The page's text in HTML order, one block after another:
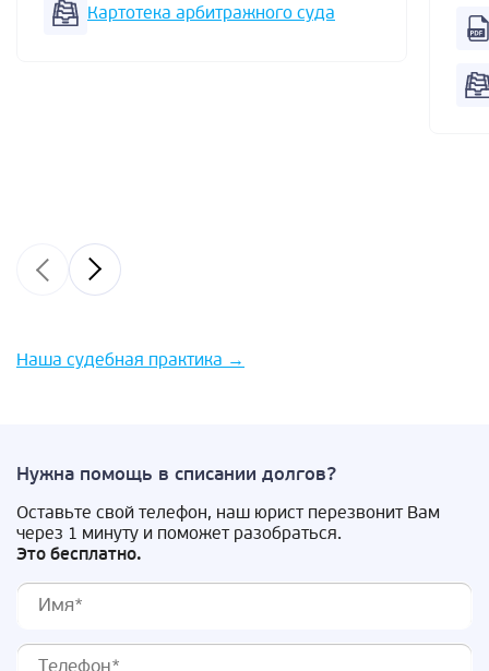
Картотека арбитражного суда
Наша судебная практика →
Нужна помощь в списании долгов?
Оставьте свой телефон, наш юрист перезвонит Вам
через 1 минуту и поможет разобраться.
Это бесплатно.